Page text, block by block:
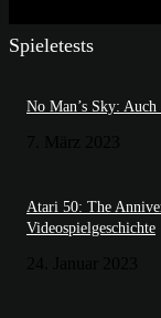
Spieletests
No Man’s Sky:
Atari 50: The
Videospielgeschichte